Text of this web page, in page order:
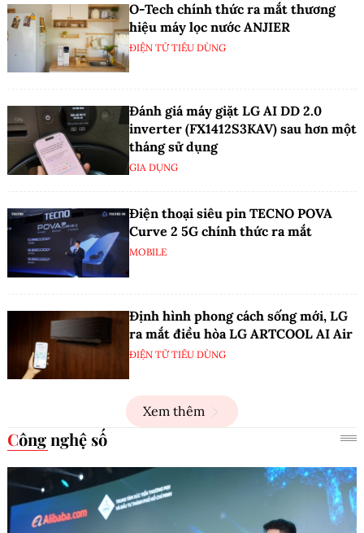
O-Tech chính thức ra mắt thương
hiệu máy lọc nước ANJIER
ĐIỆN TỬ TIÊU DÙNG
Đánh giá máy giặt LG AI DD 2.0
inverter (FX1412S3KAV) sau hơn một
tháng sử dụng
GIA DỤNG
Điện thoại siêu pin TECNO POVA
Curve 2 5G chính thức ra mắt
MOBILE
Định hình phong cách sống mới, LG
ra mắt điều hòa LG ARTCOOL AI Air
ĐIỆN TỬ TIÊU DÙNG
Xem thêm
Công nghệ số